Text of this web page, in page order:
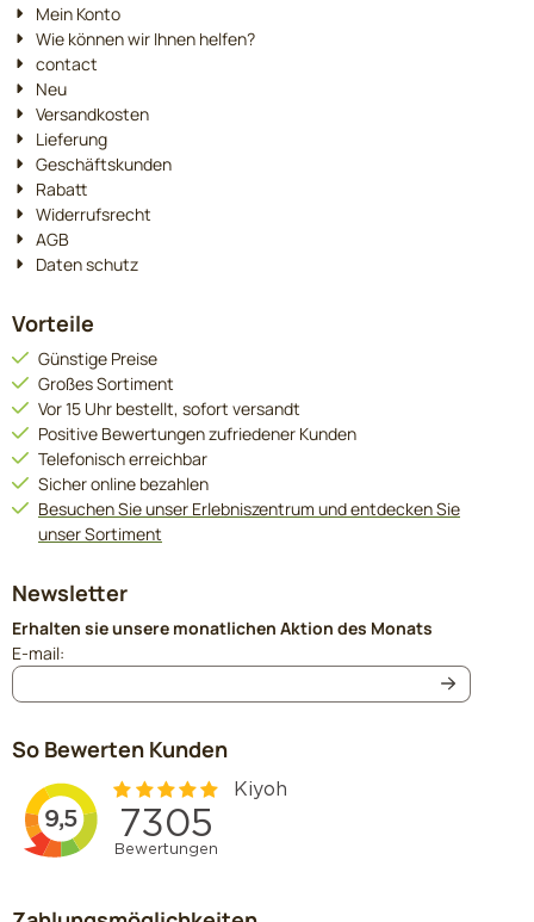
Mein Konto
Wie können wir Ihnen helfen?
contact
Neu
Versandkosten
Lieferung
Geschäftskunden
Rabatt
Widerrufsrecht
AGB
Daten schutz
Vorteile
Günstige Preise
Großes Sortiment
Vor 15 Uhr bestellt, sofort versandt
Positive Bewertungen zufriedener Kunden
Telefonisch erreichbar
Sicher online bezahlen
Besuchen Sie unser Erlebniszentrum und entdecken Sie
unser Sortiment
Newsletter
Erhalten sie unsere monatlichen Aktion des Monats
E-mail:
So Bewerten Kunden